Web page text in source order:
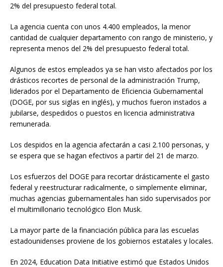
2% del presupuesto federal total.
La agencia cuenta con unos 4.400 empleados, la menor
cantidad de cualquier departamento con rango de ministerio, y
representa menos del 2% del presupuesto federal total.
Algunos de estos empleados ya se han visto afectados por los
drásticos recortes de personal de la administración Trump,
liderados por el Departamento de Eficiencia Gubernamental
(DOGE, por sus siglas en inglés), y muchos fueron instados a
jubilarse, despedidos o puestos en licencia administrativa
remunerada.
Los despidos en la agencia afectarán a casi 2.100 personas, y
se espera que se hagan efectivos a partir del 21 de marzo.
Los esfuerzos del DOGE para recortar drásticamente el gasto
federal y reestructurar radicalmente, o simplemente eliminar,
muchas agencias gubernamentales han sido supervisados ​​por
el multimillonario tecnológico Elon Musk.
La mayor parte de la financiación pública para las escuelas
estadounidenses proviene de los gobiernos estatales y locales.
En 2024, Education Data Initiative estimó que Estados Unidos